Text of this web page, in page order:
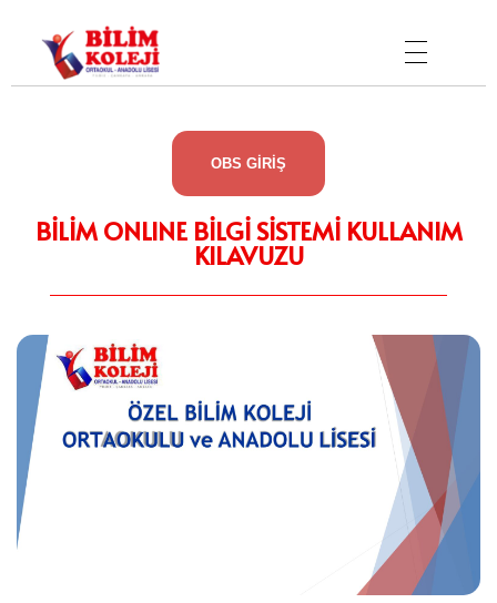
Bilim Koleji
OBS GİRİŞ
BİLİM ONLINE BİLGİ SİSTEMİ KULLANIM
KILAVUZU